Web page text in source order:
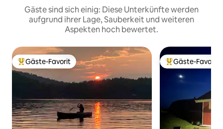
Gäste sind sich einig: Diese Unterkünfte werden
aufgrund ihrer Lage, Sauberkeit und weiteren
Aspekten hoch bewertet.
Beliebter Gäste-Favorit.
Gäste-Favorit Beliebter Gäste-
Gäste-Favorit